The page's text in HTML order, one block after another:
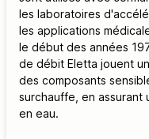
les laboratoires
les applications
le début des années
de débit Eletta jouent
des composants
surchauffe, en assurant
en eau.